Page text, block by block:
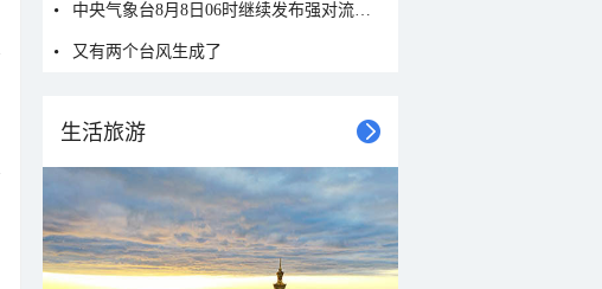
中央气象台8月8日06时继续发布强对流天气蓝色预警
又有两个台风生成了
生活旅游